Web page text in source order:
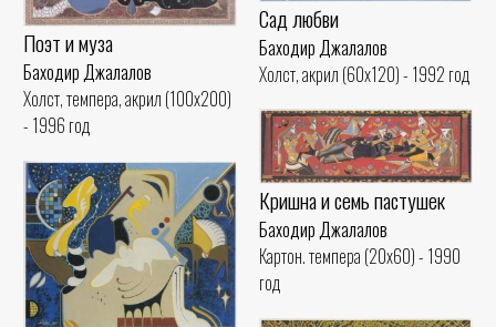
Сад любви
Баходир Джалалов
Холст, акрил (60x120) - 1992 год
Поэт и муза
Баходир Джалалов
Холст, темпера, акрил (100x200)
- 1996 год
Кришна и семь пастушек
Баходир Джалалов
Картон. темпера (20x60) - 1990
год